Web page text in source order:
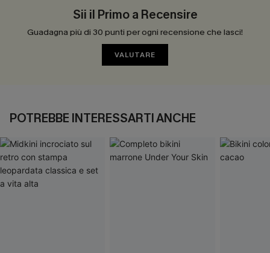
Sii il Primo a Recensire
Guadagna più di 30 punti per ogni recensione che lasci!
VALUTARE
POTREBBE INTERESSARTI ANCHE